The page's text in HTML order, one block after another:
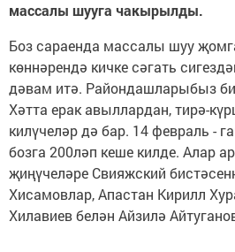
массалы шууга чакырылды.
Боз сараенда массалы шуу
көннәрендә кичке сәгать
дәвам итә. Райондашларыбыз
Хәтта ерак авыллардан, тирә-
килүчеләр дә бар. 14 февраль -
бозга 200ләп кеше килде. Алар
җиңүчеләре Свияжский
Хисамовлар, Апастан Кирилл
Хилавиев белән Айзилә